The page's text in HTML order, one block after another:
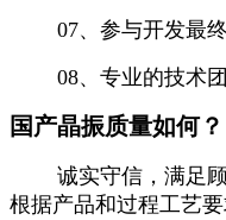
07、参与开发最终
08、专业的技术团
国产晶振质量如何？
诚实守信，满足顾客
根据产品和过程工艺